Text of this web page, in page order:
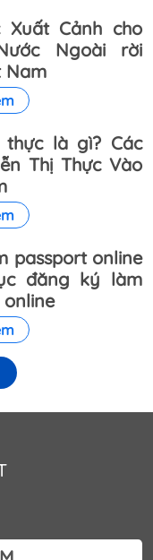
Xuất Cảnh cho
Ngoài rời
Nam
thực là gì? Các
Thị Thực Vào
passport online
đăng ký làm
online